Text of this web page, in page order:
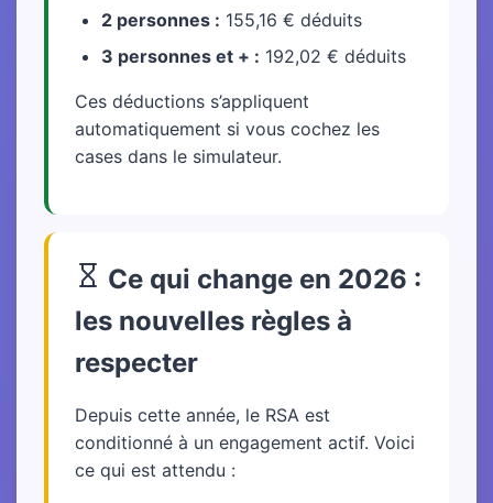
2 personnes : 155,16 € déduits
3 personnes et + : 192,02 € déduits
Ces déductions s’appliquent
automatiquement si vous cochez les
cases dans le simulateur.
Ce qui change en 2026 :
les nouvelles règles à
respecter
Depuis cette année, le RSA est
conditionné à un engagement actif. Voici
ce qui est attendu :